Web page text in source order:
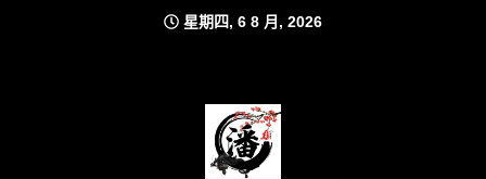
星期四, 6 8 月, 2026